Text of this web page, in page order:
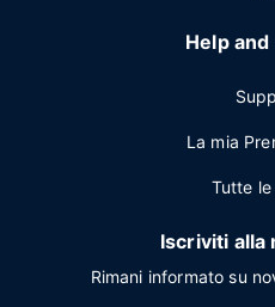
Help
La mia
Tutte
Iscriviti
Rimani informato su